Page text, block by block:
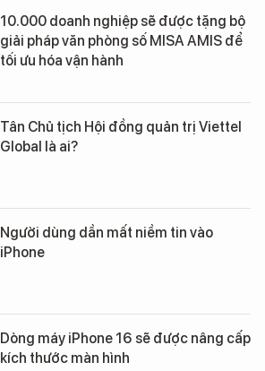
10.000 doanh nghiệp sẽ được tặng bộ
giải pháp văn phòng số MISA AMIS để
tối ưu hóa vận hành
Tân Chủ tịch Hội đồng quản trị Viettel
Global là ai?
Người dùng dần mất niềm tin vào
iPhone
Dòng máy iPhone 16 sẽ được nâng cấp
kích thước màn hình